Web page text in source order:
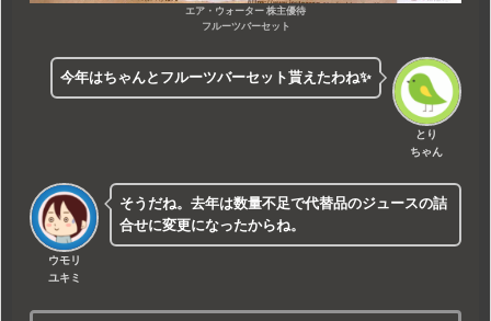
エア・ウォーター 株主優待
フルーツバーセット
とり
ちゃん
今年はちゃんとフルーツバーセット貰えたわね✨
ウモリ
ユキミ
そうだね。去年は数量不足で代替品のジュースの詰
合せに変更になったからね。